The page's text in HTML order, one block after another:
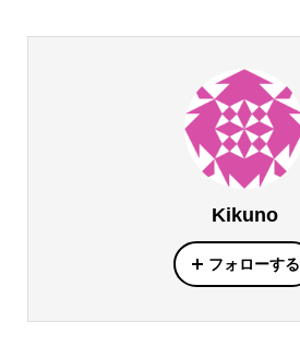
Kikuno
フォローする